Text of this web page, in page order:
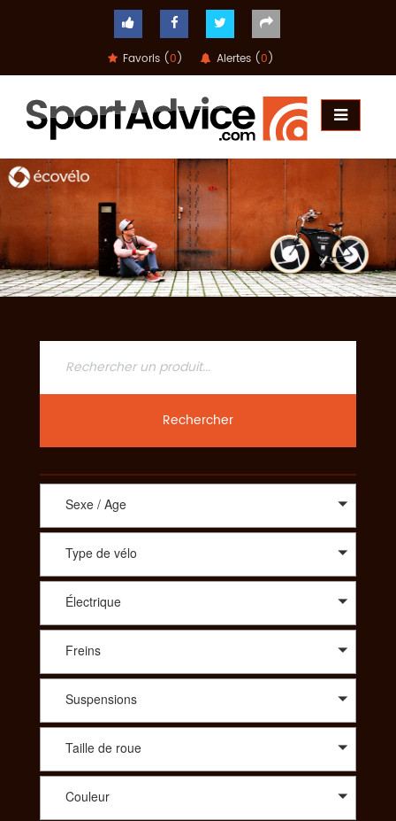
Favoris (0) Alertes (0)
COMPARATEUR
CONSEILS
QUESTIONS
-
RÉPONSES
CONTACT
Rechercher
Sexe / Age
Type de vélo
Électrique
Freins
Suspensions
Taille de roue
Couleur